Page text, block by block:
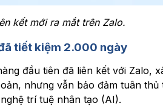
kết mới ra mắt trên Zalo.
tiết kiệm 2.000 ngày
đầu tiên đã liên kết với Zalo,
nhưng vẫn bảo đảm tuân
trí tuệ nhân tạo (AI).